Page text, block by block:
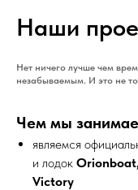
Наши
Нет ничего лучше чем
незабываемым. И это не
Чем мы
являемся
и лодок
Victory